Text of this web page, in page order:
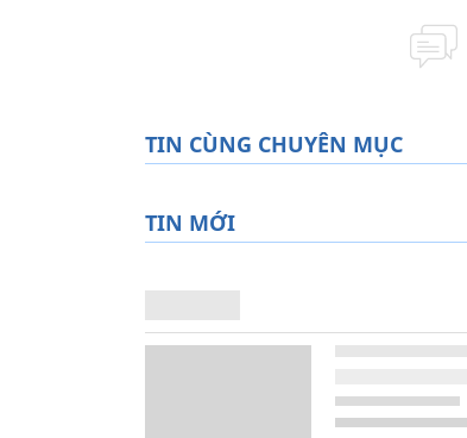
TIN CÙNG CHUYÊN MỤC
TIN MỚI